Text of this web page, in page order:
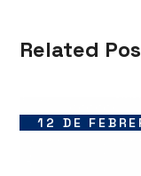
Related
12 DE